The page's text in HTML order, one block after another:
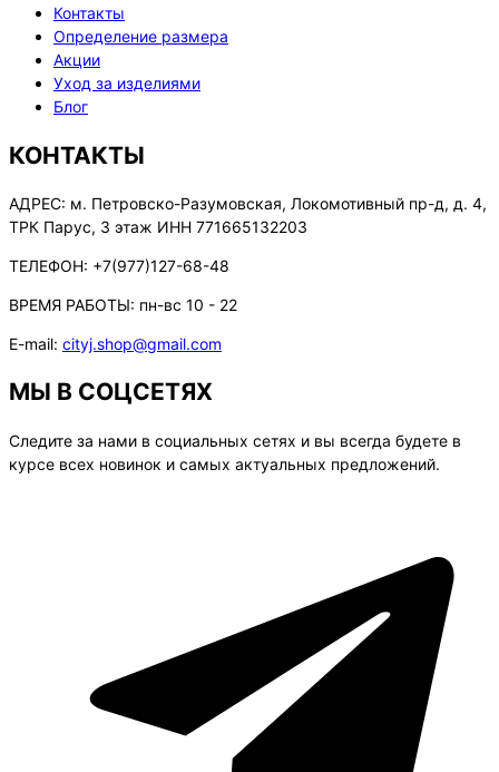
Контакты
Определение размера
Акции
Уход за изделиями
Блог
КОНТАКТЫ
АДРЕС: м. Петровско-Разумовская, Локомотивный пр-д, д. 4,
ТРК Парус, 3 этаж ИНН 771665132203
ТЕЛЕФОН: +7(977)127-68-48
ВРЕМЯ РАБОТЫ: пн-вс 10 - 22
E-mail: cityj.shop@gmail.com
МЫ В СОЦСЕТЯХ
Следите за нами в социальных сетях и вы всегда будете в
курсе всех новинок и самых актуальных предложений.